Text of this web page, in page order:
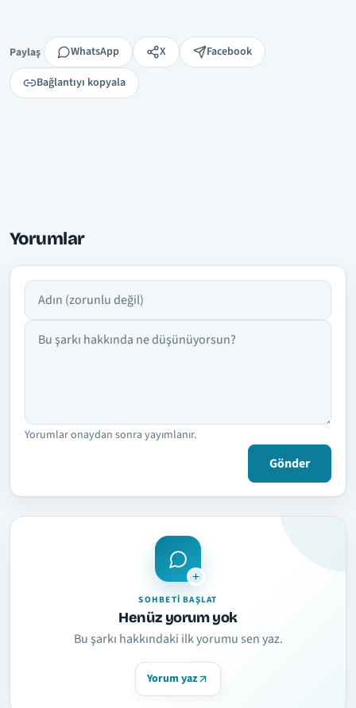
Paylaş
Paylaş WhatsApp X
Facebook
Bağlantıyı kopyala
Yorumlar
Adın
Yorumun
Yorumlar onaydan sonra yayımlanır.
Gönder
SOHBETI BAŞLAT
Henüz yorum yok
Bu şarkı hakkındaki ilk yorumu sen yaz.
Yorum yaz